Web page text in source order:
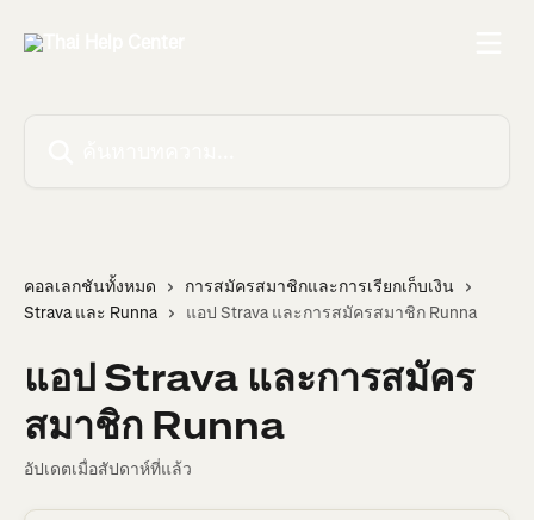
คอลเลกชันทั้งหมด
การสมัครสมาชิกและการเรียกเก็บเงิน
Strava และ Runna
แอป Strava และการสมัครสมาชิก Runna
แอป Strava และการสมัคร
สมาชิก Runna
อัปเดตเมื่อสัปดาห์ที่แล้ว